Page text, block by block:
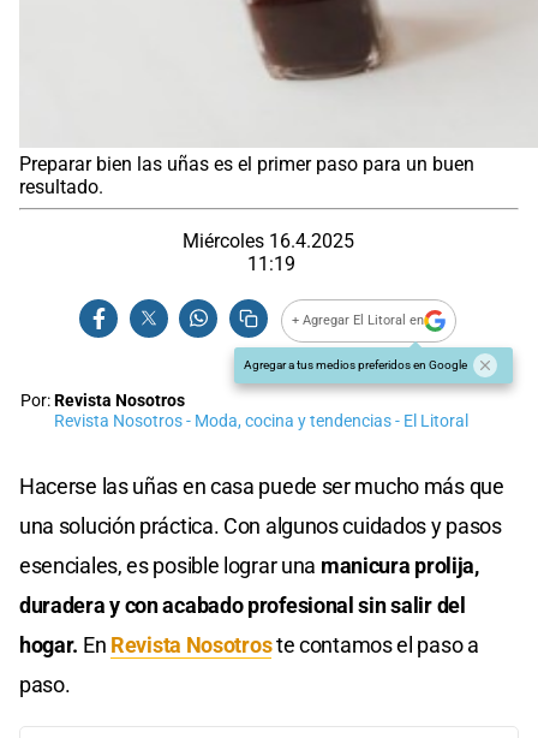
Preparar bien las uñas es el primer paso para un buen
resultado.
Miércoles 16.4.2025
11:19
+ Agregar El Litoral en
Agregar a tus medios preferidos en Google
Por:Revista Nosotros
Revista Nosotros - Moda, cocina y tendencias - El Litoral
Hacerse las uñas en casa puede ser mucho más que
una solución práctica. Con algunos cuidados y pasos
esenciales, es posible lograr una manicura prolija,
duradera y con acabado profesional sin salir del
hogar. En Revista Nosotroste contamos el paso a
paso.